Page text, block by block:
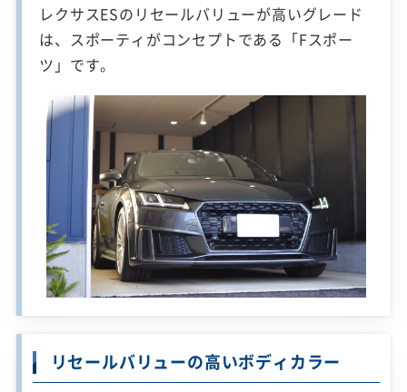
レクサスESのリセールバリューが高いグレード
は、スポーティがコンセプトである「Fスポー
ツ」です。
リセールバリューの高いボディカラー